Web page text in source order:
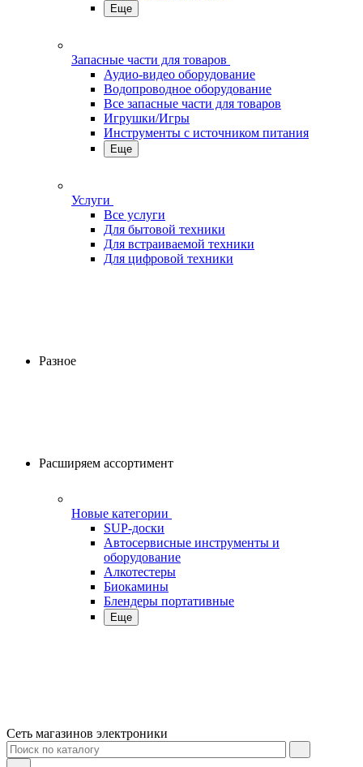
Еще
Запасные части для товаров
Аудио-видео оборудование
Водопроводное оборудование
Все запасные части для товаров
Игрушки/Игры
Инструменты с источником питания
Еще
Услуги
Все услуги
Для бытовой техники
Для встраиваемой техники
Для цифровой техники
Разное
Расширяем ассортимент
Новые категории
SUP-доски
Автосервисные инструменты и
оборудование
Алкотестеры
Биокамины
Блендеры портативные
Еще
Сеть магазинов электроники